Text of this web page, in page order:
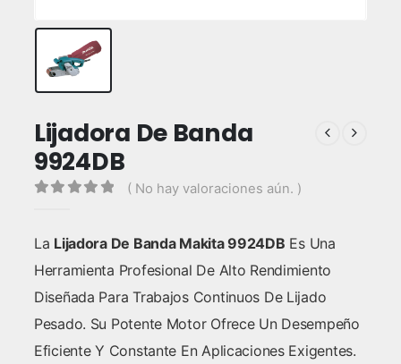
Lijadora De Banda
9924DB
( No hay valoraciones aún. )
La Lijadora De Banda Makita 9924DB Es Una
Herramienta Profesional De Alto Rendimiento
Diseñada Para Trabajos Continuos De Lijado
Pesado. Su Potente Motor Ofrece Un Desempeño
Eficiente Y Constante En Aplicaciones Exigentes.